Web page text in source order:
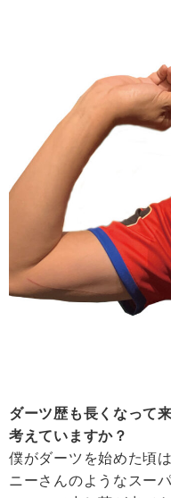
ダーツ歴も長くなって
考えていますか？
僕がダーツを始めた頃
ニーさんのようなスー